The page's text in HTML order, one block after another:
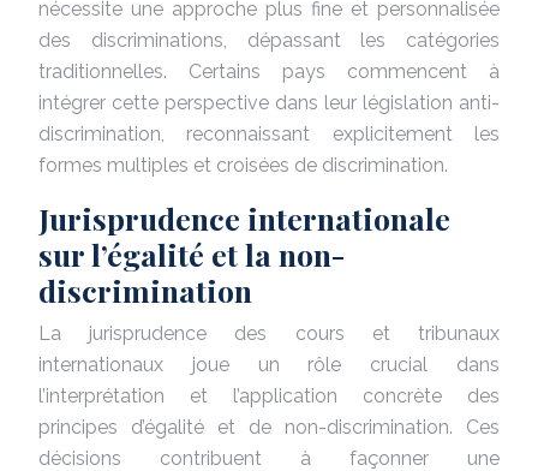
nécessite une approche plus fine et personnalisée
des discriminations, dépassant les catégories
traditionnelles. Certains pays commencent à
intégrer cette perspective dans leur législation anti-
discrimination, reconnaissant explicitement les
formes multiples et croisées de discrimination.
Jurisprudence internationale
sur l’égalité et la non-
discrimination
La jurisprudence des cours et tribunaux
internationaux joue un rôle crucial dans
l’interprétation et l’application concrète des
principes d’égalité et de non-discrimination. Ces
décisions contribuent à façonner une